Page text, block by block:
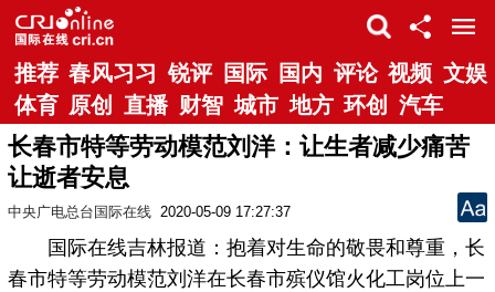
推荐 春风习习 锐评 国际 国内 评论 视频 文娱
体育 原创 直播 财智 城市 地方 环创 汽车
长春市特等劳动模范刘洋：让生者减少痛苦
让逝者安息
中央广电总台国际在线 2020-05-09 17:27:37
国际在线吉林报道：抱着对生命的敬畏和尊重，长
春市特等劳动模范刘洋在长春市殡仪馆火化工岗位上一